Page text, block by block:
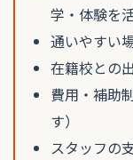
学・体験を活
通いやすい
在籍校との
費用・補助
す）
スタッフの